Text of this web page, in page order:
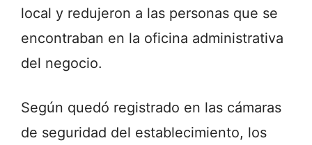
local y redujeron a las personas que se
encontraban en la oficina administrativa
del negocio.
Según quedó registrado en las cámaras
de seguridad del establecimiento, los